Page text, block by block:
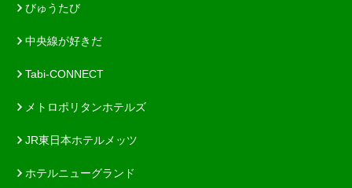
びゅうたび
中央線が好きだ
Tabi-CONNECT
メトロポリタンホテルズ
JR東日本ホテルメッツ
ホテルニューグランド